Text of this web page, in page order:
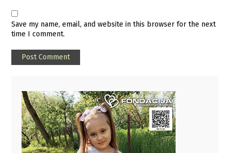
Save my name, email, and website in this browser for the next
time I comment.